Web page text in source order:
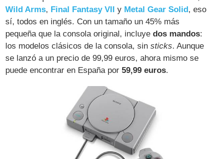
Wild Arms, Final Fantasy VII y Metal Gear Solid, eso
sí, todos en inglés. Con un tamaño un 45% más
pequeña que la consola original, incluyedos mandos:
los modelos clásicos de la consola, sinsticks. Aunque
se lanzó a un precio de 99,99 euros, ahora mismo se
puede encontrar en España por59,99 euros.